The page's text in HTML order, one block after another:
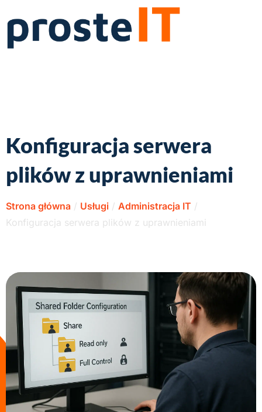
Konfiguracja serwera
plików z uprawnieniami
Strona główna / Usługi / Administracja IT /
Konfiguracja serwera plików z uprawnieniami